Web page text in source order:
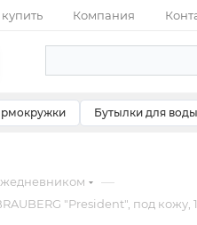
Компания
Бутылки для воды
—
"President", под кожу,